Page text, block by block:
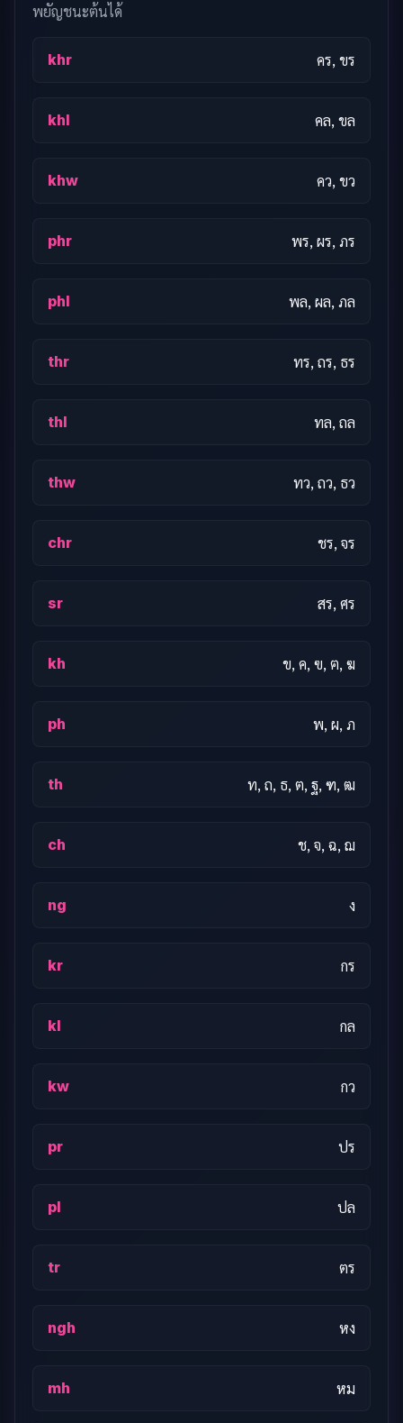
พยัญชนะต้นได้
khr คร, ขร
khl คล, ขล
khw คว, ขว
phr พร, ผร, ภร
phl พล, ผล, ภล
thr ทร, ถร, ธร
thl ทล, ถล
thw ทว, ถว, ธว
chr ชร, จร
sr สร, ศร
kh ข, ค, ฃ, ฅ, ฆ
ph พ, ผ, ภ
th ท, ถ, ธ, ต, ฐ, ฑ, ฒ
ch ช, จ, ฉ, ฌ
ng ง
kr กร
kl กล
kw กว
pr ปร
pl ปล
tr ตร
ngh หง
mh หม